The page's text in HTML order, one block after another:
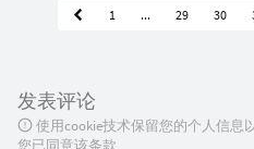
1 ... 29 30
发表评论
使用cookie技术保留您的个人信息